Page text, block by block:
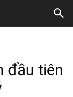
đầu tiên